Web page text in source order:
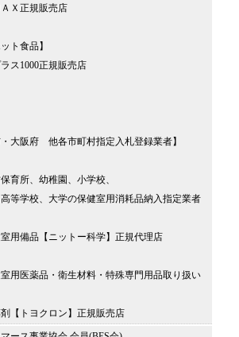
Ｘ正規販売店
ト食品】
ス1000正規販売店
・大阪府 他各市町村指定入札登録業者】
育所、幼稚園、小学校、
等学校、大学の保健室用消耗品納入指定業者
用備品【ニットー科学】正規代理店
用医薬品・衛生材料・特殊専門用品取り扱い
【トヨクロン】正規販売店